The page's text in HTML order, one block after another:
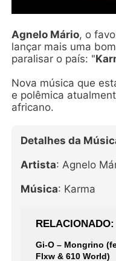
Agnelo Mário, o
lançar mais uma
paralisar o país: "
Nova música que
e polêmica
africano.
Detalhes da
Artista: Agnelo
Música: Karma
RELACIONADO
Gi-O – Mongrino
Flxw & 610 World)